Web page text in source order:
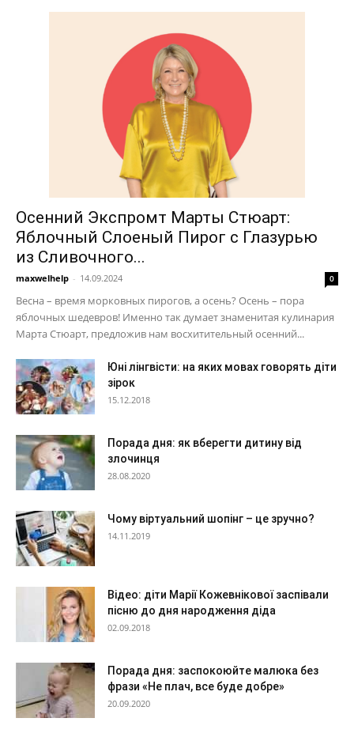
Осенний Экспромт Марты Стюарт:
Яблочный Слоеный Пирог с Глазурью
из Сливочного...
maxwelhelp - 14.09.2024 0
Весна – время морковных пирогов, а осень? Осень – пора
яблочных шедевров! Именно так думает знаменитая кулинария
Марта Стюарт, предложив нам восхитительный осенний...
Юні лінгвісти: на яких мовах говорять діти
зірок
15.12.2018
Порада дня: як вберегти дитину від
злочинця
28.08.2020
Чому віртуальний шопінг – це зручно?
14.11.2019
Відео: діти Марії Кожевнікової заспівали
пісню до дня народження діда
02.09.2018
Порада дня: заспокоюйте малюка без
фрази «Не плач, все буде добре»
20.09.2020